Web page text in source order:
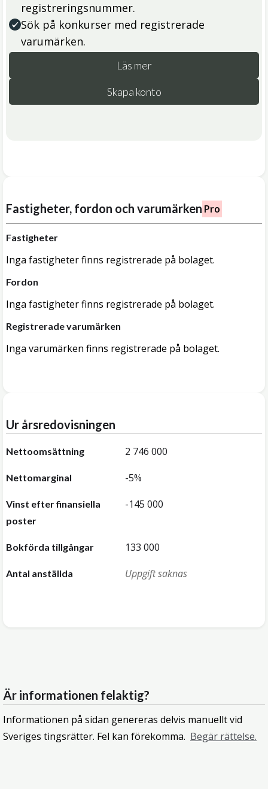
registreringsnummer.
Sök på konkurser med registrerade
varumärken.
Läs mer
Skapa konto
Fastigheter, fordon och varumärken Pro
Fastigheter
Inga fastigheter finns registrerade på bolaget.
Fordon
Inga fastigheter finns registrerade på bolaget.
Registrerade varumärken
Inga varumärken finns registrerade på bolaget.
Ur årsredovisningen
Nettoomsättning 2 746 000
Nettomarginal -5%
Vinst efter finansiella
poster
-145 000
Bokförda tillgångar 133 000
Antal anställda Uppgift saknas
Är informationen felaktig?
Informationen på sidan genereras delvis manuellt vid
Sveriges tingsrätter. Fel kan förekomma. Begär rättelse.